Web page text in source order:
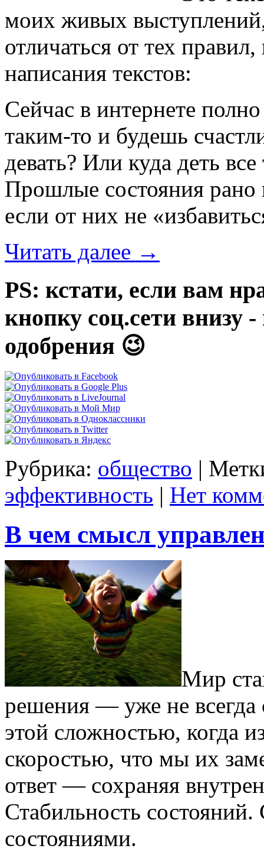
моих живых
отличаться от тех
написания текстов:
Сейчас в интернете
таким-то и будешь
девать? Или куда деть
Прошлые состояния рано
если от них не
Читать далее →
PS: кстати, если вам
кнопку соц.сети внизу
одобрения 😉
Рубрика: общество |
эффективность | Нет
В чем смысл
Мир
решения — уже не всегда
этой сложностью, когда
скоростью, что мы их
ответ — сохраняя
Стабильность
состояниями.